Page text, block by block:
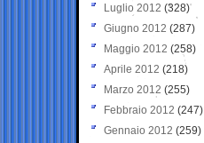
Luglio 2012 (328)
Giugno 2012 (287)
Maggio 2012 (258)
Aprile 2012 (218)
Marzo 2012 (255)
Febbraio 2012 (247)
Gennaio 2012 (259)